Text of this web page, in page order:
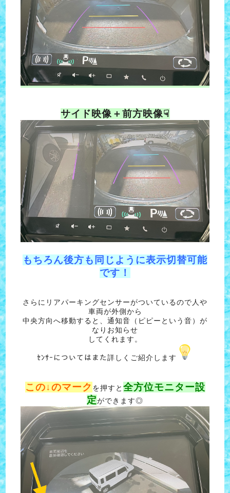
サイド映像＋前方映像☟
もちろん後方も同じように表示切替可能
です！
さらにリアパーキングセンサーがついているので人や
車両が外側から
中央方向へ移動すると、通知音（ピピーという音）が
なりお知らせ
してくれます。
ｾﾝｻｰについてはまた詳しくご紹介します
この↓のマーク を押すと 全方位モニター設
定ができます◎